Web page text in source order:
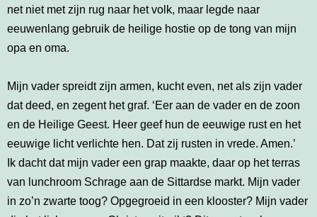
net niet met zijn rug naar het volk, maar legde naar
eeuwenlang gebruik de heilige hostie op de tong van mijn
opa en oma.
Mijn vader spreidt zijn armen, kucht even, net als zijn vader
dat deed, en zegent het graf. ‘Eer aan de vader en de zoon
en de Heilige Geest. Heer geef hun de eeuwige rust en het
eeuwige licht verlichte hen. Dat zij rusten in vrede. Amen.’
Ik dacht dat mijn vader een grap maakte, daar op het terras
van lunchroom Schrage aan de Sittardse markt. Mijn vader
in zo’n zwarte toog? Opgegroeid in een klooster? Mijn vader